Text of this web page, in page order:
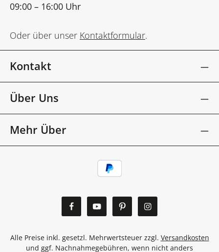
09:00 – 16:00 Uhr
Oder über unser Kontaktformular.
Kontakt
Über Uns
Mehr Über
Alle Preise inkl. gesetzl. Mehrwertsteuer zzgl. Versandkosten
und ggf. Nachnahmegebühren, wenn nicht anders